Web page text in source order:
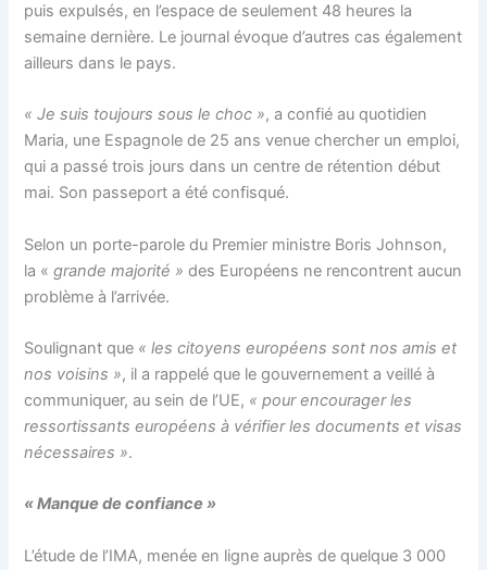
puis expulsés, en l’espace de seulement 48 heures la
semaine dernière. Le journal évoque d’autres cas également
ailleurs dans le pays.
« Je suis toujours sous le choc », a confié au quotidien
Maria, une Espagnole de 25 ans venue chercher un emploi,
qui a passé trois jours dans un centre de rétention début
mai. Son passeport a été confisqué.
Selon un porte-parole du Premier ministre Boris Johnson,
la « grande majorité » des Européens ne rencontrent aucun
problème à l’arrivée.
Soulignant que « les citoyens européens sont nos amis et
nos voisins », il a rappelé que le gouvernement a veillé à
communiquer, au sein de l’UE, « pour encourager les
ressortissants européens à vérifier les documents et visas
nécessaires ».
« Manque de confiance »
L’étude de l’IMA, menée en ligne auprès de quelque 3 000